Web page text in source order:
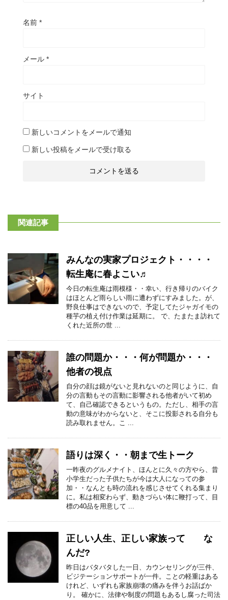
名前 *
メール *
サイト
新しいコメントをメールで通知
新しい投稿をメールで受け取る
関連記事
みんなの実家プロジェクト・・・・
転生庵に春よこい♬
今日の転生庵は雨模様・・幸い、行き帰りのバイク
はほとんど雨らしい雨に遭わずにすみました。が、
野良仕事はできないので、予定してたジャガイモの
種芋の植え付け作業は延期に。 で、たまたま訪れて
くれた近所の世 ...
誰の問題か・・・何が問題か・・・
他者の視点
自分の顔は鏡がないと見れないのと同じように、自
分の言動もその言動に影響される他者がいて初め
て、自己確認できるというもの。ただし、相手の言
動の意味がわからないと、そこに投影される自分も
読み取れません。こ ...
語りは深く・・朝まで生トーク
一昨夜のグルメナイト、ほんとに久々の方やら、昔
小学生だった子供たちが今は大人になっての参
加・・なんとも時の流れを感じさせてくれる集まり
に。私は相変わらず、動きづらい体に鞭打って、目
標の40品を用意して ...
正しい人生、正しい家族って な
んだ?
昨日はバタバタした一日、カウンセリングが三件、
ビジテーションサポートが一件。ことの軽重はある
けれど、いずれも家族崩壊の痛みを伴うお話ばか
り。 確かに、法律や制度の問題もあるし腐った司法